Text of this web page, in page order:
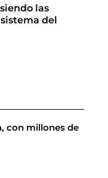
las
del
con millones de